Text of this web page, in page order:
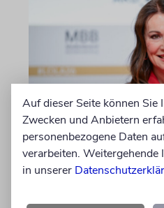
BERLIN
Einsatz gegen
Auf dieser Seite können Sie
Zwecken und Anbietern
personenbezogene Daten
verarbeiten.
in unserer